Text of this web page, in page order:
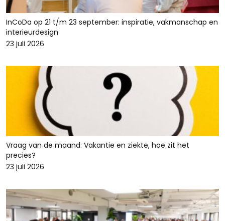
InCoDa op 21 t/m 23 september: inspiratie, vakmanschap en
interieurdesign
23 juli 2026
Vraag van de maand: Vakantie en ziekte, hoe zit het
precies?
23 juli 2026